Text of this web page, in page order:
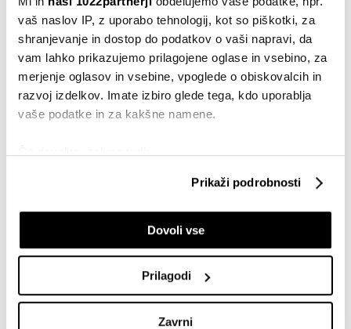
vaš naslov IP, z uporabo tehnologij, kot so piškotki, za
shranjevanje in dostop do podatkov o vaši napravi, da
vam lahko prikazujemo prilagojene oglase in vsebino, za
merjenje oglasov in vsebine, vpoglede o obiskovalcih in
razvoj izdelkov. Imate izbiro glede tega, kdo uporablja
vaše podatke in za kakšne namene.
Identificirati napravo z aktivnim preverjanjem
lastnosti (odčitavanje prstnih odtisov)
Poglejte si še, kako se obdelujejo vaši osebni podatki in
nastavite svoje preference vrazdelku o podrobnostih
iz Izjave o piškotkih.
Prikaži podrobnosti
Dovoli vse
Prilagodi
Zavrni
Družine 'vplivneži' in zasebnost otrok:
algoritmi nimajo morale, podjetja
poznajo le dobiček - kaj pa je s starši?
24.05.2026
Inspiracija
Med moralo in ekonomijo: imate dve
ledvici - bi prodali eno?
Kaj imata skupnega Stephen King in
Shakespeare? Bob Dylan in Mozart?
09.05.2026
Dr. Stefan Jerotić: "Težaven ni človek,
temveč odnos"